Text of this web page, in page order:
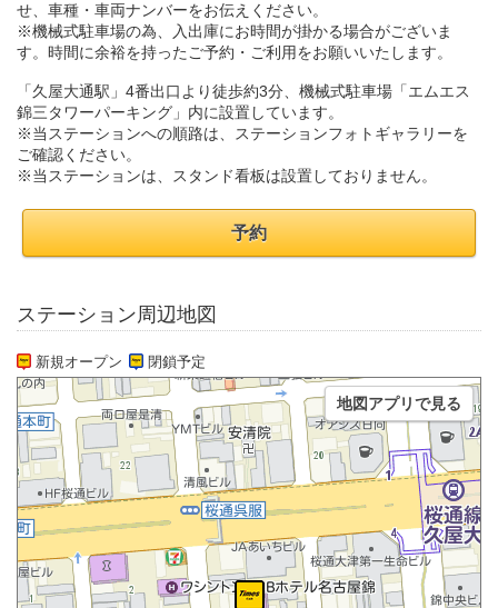
せ、車種・車両ナンバーをお伝えください。
※機械式駐車場の為、入出庫にお時間が掛かる場合がございま
す。時間に余裕を持ったご予約・ご利用をお願いいたします。
「久屋大通駅」4番出口より徒歩約3分、機械式駐車場「エムエス
錦三タワーパーキング」内に設置しています。
※当ステーションへの順路は、ステーションフォトギャラリーを
ご確認ください。
※当ステーションは、スタンド看板は設置しておりません。
予約
ステーション周辺地図
新規オープン 閉鎖予定
地図アプリで見る